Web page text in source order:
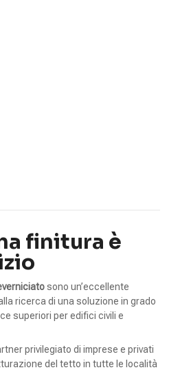
finitura è
sono un’eccellente
ricerca di una soluzione in grado
superiori per edifici civili e
privilegiato di imprese e privati
del tetto in tutte le località